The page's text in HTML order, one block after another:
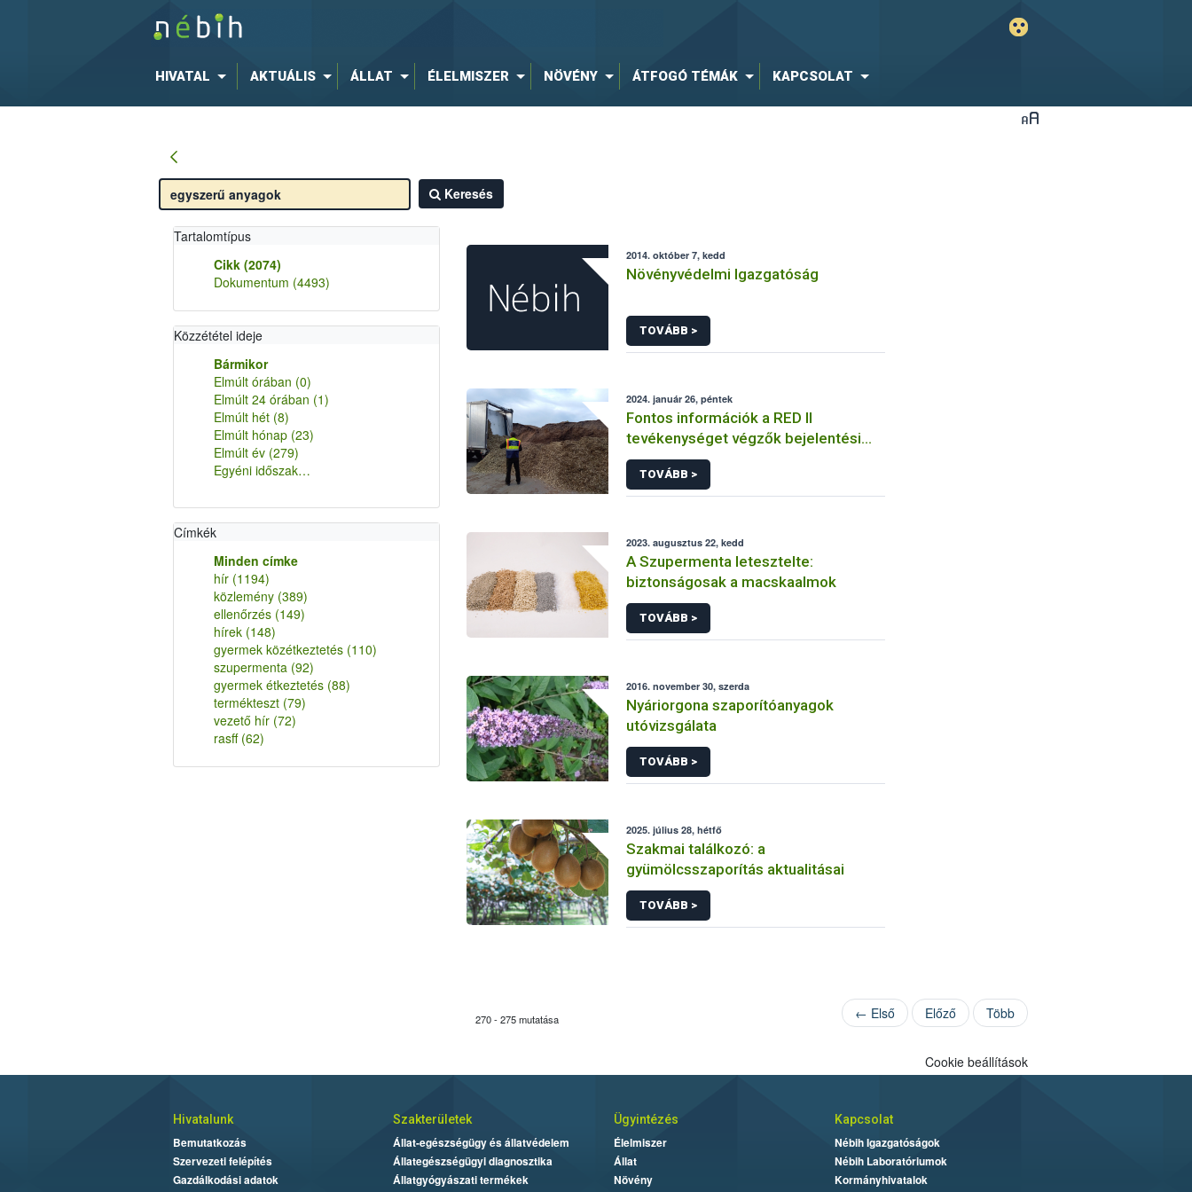
HIVATAL AKTUÁLIS ÁLLAT ÉLELMISZER NÖVÉNY ÁTFOGÓ TÉMÁK KAPCSOLAT
Keresés
Tartalomtípus
Cikk (2074)
Dokumentum (4493)
Közzététel ideje
Bármikor
Elmúlt órában (0)
Elmúlt 24 órában (1)
Elmúlt hét (8)
Elmúlt hónap (23)
Elmúlt év (279)
Egyéni időszak…
Címkék
Minden címke
hír (1194)
közlemény (389)
ellenőrzés (149)
hírek (148)
gyermek közétkeztetés (110)
szupermenta (92)
gyermek étkeztetés (88)
termékteszt (79)
vezető hír (72)
rasff (62)
2014. október 7, kedd
Növényvédelmi Igazgatóság
TOVÁBB >
2024. január 26, péntek
Fontos információk a RED II
tevékenységet végzők bejelentési
kötelezettségéről
TOVÁBB >
2023. augusztus 22, kedd
A Szupermenta letesztelte:
biztonságosak a macskaalmok
TOVÁBB >
2016. november 30, szerda
Nyáriorgona szaporítóanyagok
utóvizsgálata
TOVÁBB >
2025. július 28, hétfő
Szakmai találkozó: a
gyümölcsszaporítás aktualitásai
TOVÁBB >
270 - 275 mutatása ← Első Előző Több
Cookie beállítások
Hivatalunk
Bemutatkozás
Szervezeti felépítés
Gazdálkodási adatok
Szakterületek
Állat-egészségügy és állatvédelem
Állategészségügyi diagnosztika
Állatgyógyászati termékek
Ügyintézés
Élelmiszer
Állat
Növény
Kapcsolat
Nébih Igazgatóságok
Nébih Laboratóriumok
Kormányhivatalok